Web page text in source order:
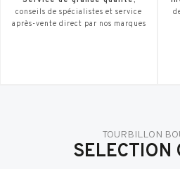
conseils de spécialistes et service
après-vente direct par nos marques
TOURBILLON
SELECTION